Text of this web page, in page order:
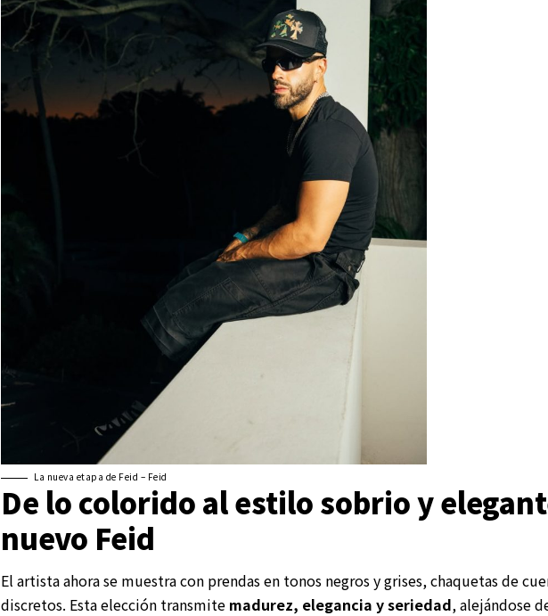
La nueva etapa de Feid – Feid
De lo colorido al estilo sobrio y
nuevo Feid
El artista ahora se muestra con prendas en tonos negros y grises, chaquetas de
discretos. Esta elección transmite madurez, elegancia y seriedad, alejándose